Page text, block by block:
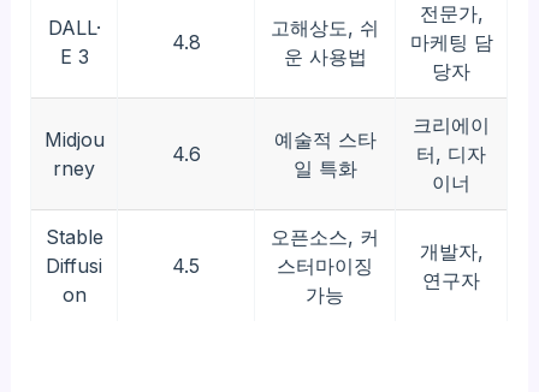
DALL·
E 3
4.8
고해상도, 쉬
운 사용법
전문가,
마케팅 담
당자
Midjou
rney
4.6
예술적 스타
일 특화
크리에이
터, 디자
이너
Stable
Diffusi
on
4.5
오픈소스, 커
스터마이징
가능
개발자,
연구자